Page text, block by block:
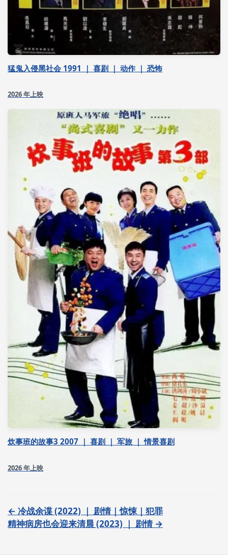
猛鬼入侵黑社会 1991 ｜ 喜剧 ｜ 动作 ｜ 恐怖
2026 年上映
炊事班的故事3 2007 ｜ 喜剧 ｜ 军旅 ｜ 情景喜剧
2026 年上映
← 冷战余谍 (2022) ｜ 剧情｜惊悚｜犯罪
精神病房也会迎来清晨 (2023) ｜ 剧情 →